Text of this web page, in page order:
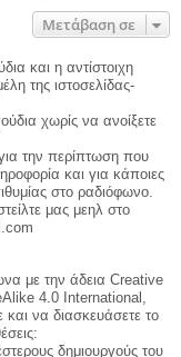
Μετάβαση σε
και η αντίστοιχη
της ιστοσελίδας-
χωρίς να ανοίξετε
την περίπτωση που
και για κάποιες
στο ραδιόφωνο.
μας μεηλ στο
με την άδεια Creative
4.0 International,
και να διασκευάσετε το
δημιουργούς του